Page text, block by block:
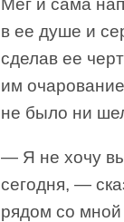
Мег и сама
в ее душе и
сделав ее
им
не было ни
— Я не хочу
сегодня, —
рядом со мной